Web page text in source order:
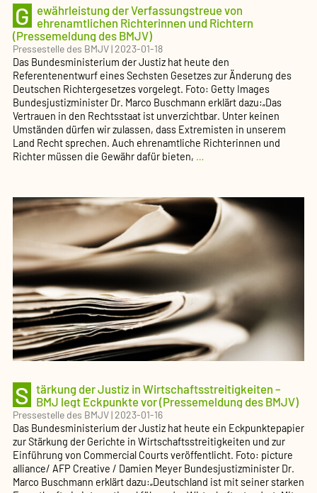
G
ewährleistung der Verfassungstreue von
ehrenamtlichen Richterinnen und Richtern
(Pressemeldung des BMJV)
Pressestelle des BMJV|2023-01-18
Das Bundesministerium der Justiz hat heute den
Referentenentwurf eines Sechsten Gesetzes zur Änderung des
Deutschen Richtergesetzes vorgelegt. Foto: Getty Images
Bundesjustizminister Dr. Marco Buschmann erklärt dazu:„Das
Vertrauen in den Rechtsstaat ist unverzichtbar. Unter keinen
Umständen dürfen wir zulassen, dass Extremisten in unserem
Land Recht sprechen. Auch ehrenamtliche Richterinnen und
Richter müssen die Gewähr dafür bieten, …
von
ehrenamtlichen
Richterinnen
und
Richtern
(Pressemeldung
des
BMJV)
S
tärkung der Justiz in Wirtschaftsstreitigkeiten –
BMJ legt Eckpunkte vor (Pressemeldung des BMJV)
Pressestelle des BMJV|2023-01-16
Das Bundesministerium der Justiz hat heute ein Eckpunktepapier
zur Stärkung der Gerichte in Wirtschaftsstreitigkeiten und zur
Einführung von Commercial Courts veröffentlicht. Foto: picture
alliance/ AFP Creative / Damien Meyer Bundesjustizminister Dr.
Marco Buschmann erklärt dazu:„Deutschland ist mit seiner starken